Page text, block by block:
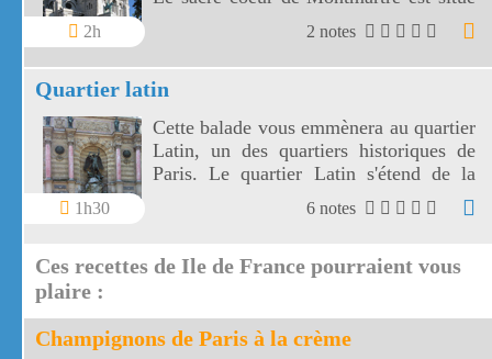
2h
comme la place du Tertre sur la butte
Montmartre à Paris.
2 notes
Quartier latin
1h30
Cette balade vous emmènera au quartier
Latin, un des quartiers historiques de
Paris. Le quartier Latin s'étend de la
Sorbonne au Panthéon, des bords de
Seine au jardin du Luxembourg.
6 notes
Ces recettes de Ile de France pourraient vous
plaire :
Champignons de Paris à la crème